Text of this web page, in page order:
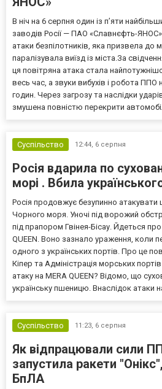
В ніч на 6 серпня один із п’яти
заводів Росії — ПАО «Славнєфть-
атаки безпілотників, яка призвела до
паралізувала виїзд із міста.За
ця повітряна атака стала
весь час, а звуки вибухів і робота ППО
годин. Через загрозу та наслідки
змушена повністю перекрити
Суспільство 12:44, 6 серпня
Росія вдарила по
морі . Вбила
Росія продовжує безупинно атакувати
Чорного моря. Уночі під ворожий
під прапором Гвінея-Бісау. Йдеться
QUEEN. Воно зазнало ураження, коли
одного з українських портів. Про це
Кіпер та Адміністрація морських
атаку на MERA QUEEN? Відомо, що
українську пшеницю. Внаслідок атаки
Суспільство 11:23, 6 серпня
Як відпрацювали сили
запустила ракети
БпЛА